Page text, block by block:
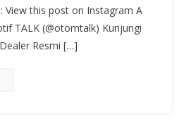
View this post on Instagram A
TALK (@otomtalk) Kunjungi
Resmi […]